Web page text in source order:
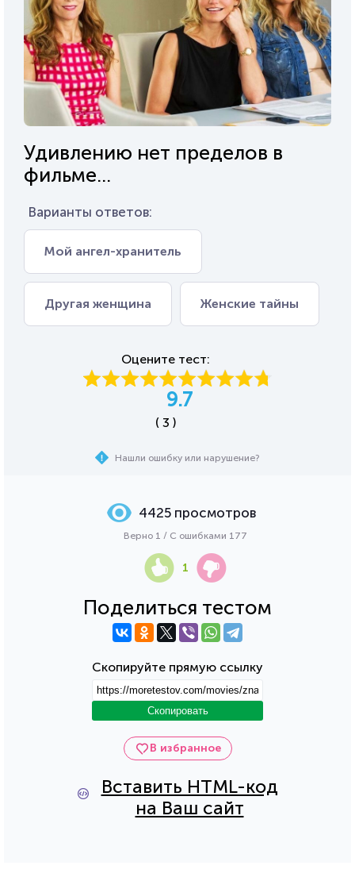
Удивлению нет пределов в
фильме...
Варианты ответов:
Мой ангел-хранитель
Другая женщина Женские тайны
Оцените тест:
9.7
( 3 )
Нашли ошибку или нарушение?
В избранное
Вставить HTML-код
на Ваш сайт
Поделиться тестом
Скопируйте прямую ссылку
Скопировать
4425 просмотров
Верно 1 / С ошибками 177
1